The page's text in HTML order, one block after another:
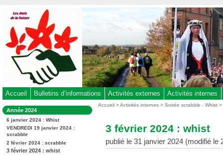
au
contenu
-
Aller
au
menu
-
à
la
recherche
Accueil Bulletins d’informations Activités externes Activités internes
Dans
la
rubrique
:
Année 2024
6 janvier 2024 : Whist
VENDREDI 19 janvier 2024 :
scrabble
2 février 2024 : scrabble
3 février 2024 : whist
Vous
Accueil >Activités internes >Soirée scrabble - Whist >
3 février 2024 : whist
publié le 31 janvier 2024 (modifié le